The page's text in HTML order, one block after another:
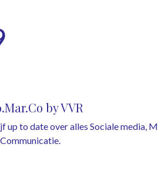
by VVR
up to date over alles Sociale media,